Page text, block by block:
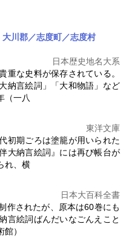
川郡／志度町／志度村
日本歴史地名大系
重な史料が保存されている。
納言絵詞 」「大和物語」など
（一八
東洋文庫
初期ごろは塗籠が用いられた
大納言絵詞 』には再び帳台が
れ、横
日本大百科全書
作されたが、原本は60巻にも
言絵詞ばんだいなごんえこと
）